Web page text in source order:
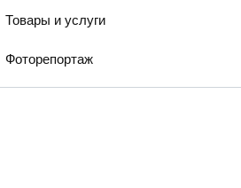
Товары и услуги
Фоторепортаж